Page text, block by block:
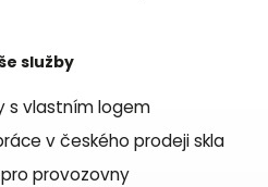
služby
s vlastním logem
v českého prodeji skla
provozovny